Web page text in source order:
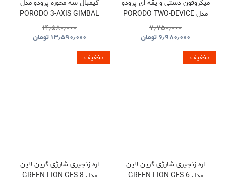
میکروفون دستی و یقه ای پرودو
مدل PORODO TWO-DEVICE
CONNECT HANDHELD
LAVALIER MICROPHONE
۷٫۷۵۰٫۰۰۰
۶٫۹۸۰٫۰۰۰تومان
گیمبال سه محوره پرودو مدل
PORODO 3-AXIS GIMBAL
STABILIZER PDLFST127BK
۱۴٫۵۸۰٫۰۰۰
۱۳٫۵۹۰٫۰۰۰ تومان
تخفیف
اره زنجیری شارژی گرین لاین
تخفیف
اره زنجیری شارژی گرین لاین